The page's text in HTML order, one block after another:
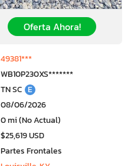
Oferta Ahora!
49381***
WB10P230XS*******
TN SC E
08/06/2026
0 mi (No Actual)
$25,619 USD
Partes Frontales